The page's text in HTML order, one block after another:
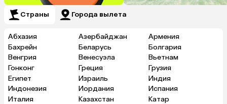
Страны Города вылета
Абхазия Азербайджан
Армения
Бахрейн
Беларусь
Болгария
Венгрия
Венесуэла
Вьетнам
Гонконг
Греция
Грузия
Египет
Израиль
Индия
Индонезия
Иордания
Испания
Италия
Казахстан
Катар